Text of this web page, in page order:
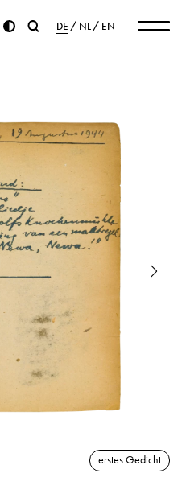
DE NL EN
erstes Gedicht